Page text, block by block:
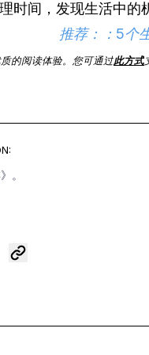
时间，发现生活中的
推荐：： 5个
的阅读体验。您可通过此方式
。